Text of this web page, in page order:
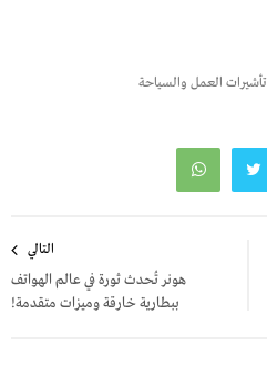
تأشيرات العمل والسياحة
التالي
هونر تُحدث ثورة في عالم الهواتف
ببطارية خارقة وميزات متقدمة!